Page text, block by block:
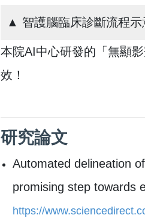
▲ 智護腦臨床診斷流程示
本院AI中心研發的「無顯
效！
研究論文
Automated delineation
promising step towards
https://